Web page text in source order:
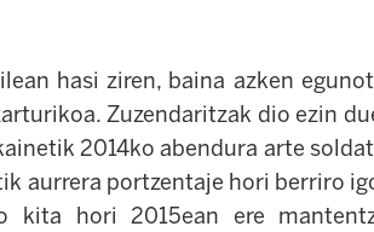
hasi ziren, baina azken
Zuzendaritzak dio ezin
2014ko abendura arte
aurrera portzentaje hori berriro
kita hori 2015ean ere